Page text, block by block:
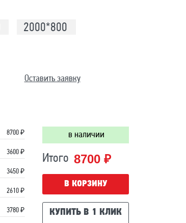
2000*800
Оставить заявку
8700₽
3600 ₽
3450 ₽
2610 ₽
3780 ₽
в наличии
Итого 8700 ₽
В КОРЗИНУ
КУПИТЬ В 1 КЛИК